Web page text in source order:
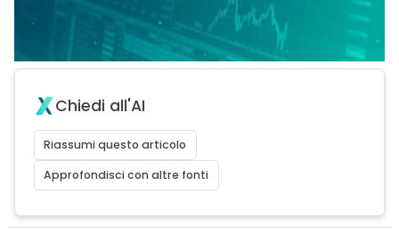
Chiedi all'AI
Riassumi questo articolo
Approfondisci con altre fonti